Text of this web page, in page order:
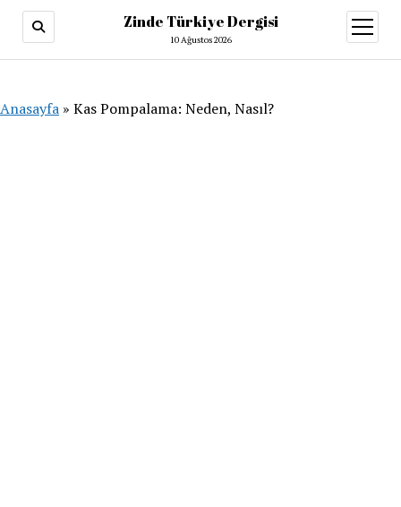
Zinde Türkiye Dergisi
10 Ağustos 2026
aç
Anasayfa » Kas Pompalama: Neden, Nasıl?